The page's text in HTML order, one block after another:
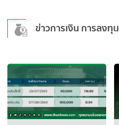
ข่าวการเงิน การลงทุน